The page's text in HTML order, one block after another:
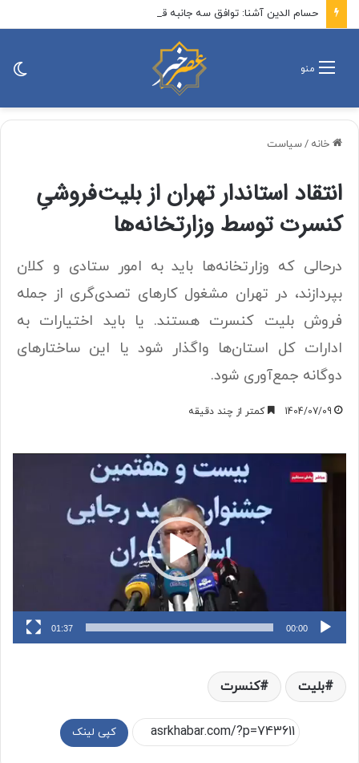
منو
خانه /سیاست
انتقاد استاندار تهران از بلیت‌فروشیِ
کنسرت توسط وزارتخانه‌ها
درحالی که وزارتخانه‌ها باید به امور ستادی و کلان
بپردازند، در تهران مشغول کارهای تصدی‌گری از جمله
فروش بلیت کنسرت هستند. یا باید اختیارات به
ادارات کل استان‌ها واگذار شود یا این ساختارهای
دوگانه جمع‌آوری شود.
1404/07/09 کمتر از چند دقیقه
ویدیو
00:00
01:37
بلیت کنسرت
کپی لینک